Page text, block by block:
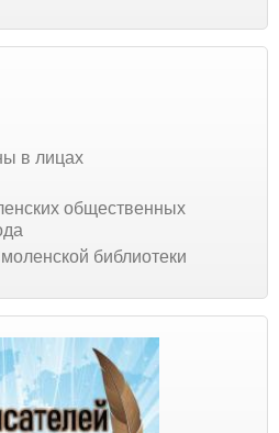
в лицах
общественных
библиотеки